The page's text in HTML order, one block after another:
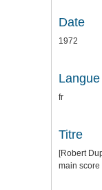
Date
1972
Langue
fr
Titre
[Robert
main score